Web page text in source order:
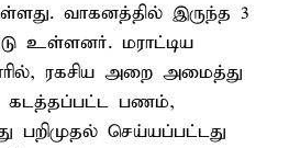
வாகனத்தில் இருந்த 3
உள்ளனர். மராட்டிய
ரகசிய அறை அமைத்து
கடத்தப்பட்ட பணம்,
செய்யப்பட்டது